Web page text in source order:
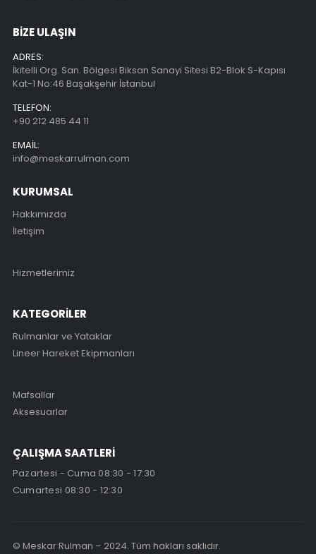
BİZE ULAŞIN
ADRES:
İkitelli Org. San. Bölgesi Biksan Sanayi Sitesi B2-Blok S-Kapısı
Kat-1 No:46 Başakşehir İstanbul
TELEFON:
+90 212 485 44 11
EMAIL:
info@meskarrulman.com
KURUMSAL
Hakkımızda
İletişim
Hizmetlerimiz
KATEGORİLER
Rulmanlar ve Yataklar
Lineer Hareket Ekipmanları
Mafsallar
Aksesuarlar
ÇALIŞMA SAATLERİ
Pazartesi - Cuma 08:30 - 17:30
Cumartesi 08:30 - 12:30
© Meskar Rulman – 2024. Tüm hakları saklıdır.